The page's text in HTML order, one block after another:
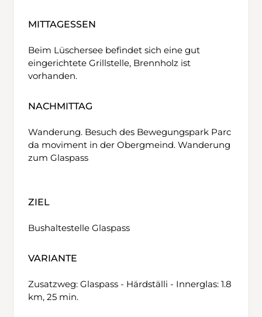
MITTAGESSEN
Beim Lüschersee befindet sich eine gut
eingerichtete Grillstelle, Brennholz ist
vorhanden.
NACHMITTAG
Wanderung. Besuch des Bewegungspark Parc
da moviment in der Obergmeind. Wanderung
zum Glaspass
ZIEL
Bushaltestelle Glaspass
VARIANTE
Zusatzweg: Glaspass - Härdställi - Innerglas: 1.8
km, 25 min.